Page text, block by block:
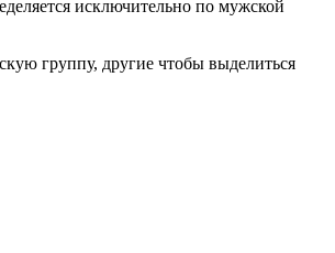
исключительно по мужской
группу, другие чтобы выделиться